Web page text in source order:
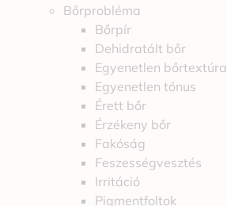
Bőrprobléma
Bőrpír
Dehidratált bőr
Egyenetlen bőrtextúra
Egyenetlen tónus
Érett bőr
Érzékeny bőr
Fakóság
Feszességvesztés
Irritáció
Pigmentfoltok